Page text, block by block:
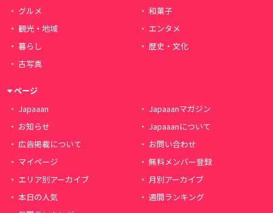
グルメ
和菓子
観光・地域
エンタメ
暮らし
歴史・文化
古写真
ページ
Japaaan
Japaaanマガジン
お知らせ
Japaaanについて
広告掲載について
お問い合わせ
マイページ
無料メンバー登録
エリア別アーカイブ
月別アーカイブ
本日の人気
週間ランキング